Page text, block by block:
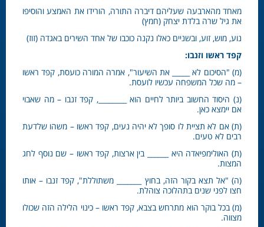
מאחד מהארבעה שעליהם דיברה התורה, הורידו את האמצע והוסיפו
את גיל שרה בלדת יצחק (חמץ)
נוע, מוש, זוע, ובשניים כאלו נקנה כוכבו של אחד השירים באגדה (זוז)
קפד ראשו וזנבו:
(מ) "הסיכום לא _____ את השיעור", אמרה המורה כועסת, קפד ראשו
– מה שכל המשפחה עכשיו לועסת.
(נ) היסוד החשוב ביותר לחיים הוא ________, קפד זנבו – מה שאבוי
אם יימצא כאן.
(ת) אם לא תציית לו סופך לא יהיה נעים, קפד ראשו – משהו שלדעת
רבים לא טעים.
(ת) האולימפיאדה היא ______ בין ארצות, קפד ראשו – שם נוסף לחג
המצות.
(ה) "אל תצא בקור הזה, בחוץ _______ משתוללת", קפד זנבו – אותו
חצו לפני שנים בתהלוכה צוהלת.
(מ) בכל בוקר הוא מתרחש בצבא, קפד ראשו – כינוי הלילה הזה שכולו
מצווה.